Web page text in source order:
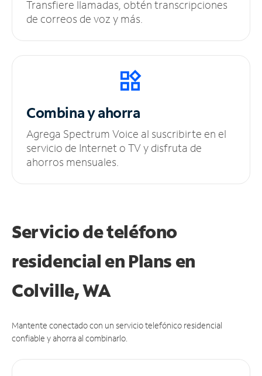
Transfiere llamadas, obtén transcripciones
de correos de voz y más.
Combina y ahorra
Agrega Spectrum Voice al suscribirte en el
servicio de Internet o TV y disfruta de
ahorros mensuales.
Servicio de teléfono
residencial en Plans en
Colville, WA
Mantente conectado con un servicio telefónico residencial
confiable y ahorra al combinarlo.